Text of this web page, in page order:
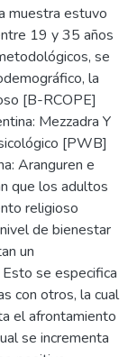
muestra estuvo
19 y 35 años
se
la
[B-RCOPE]
Mezzadra Y
[PWB]
Aranguren e
que los adultos
religioso
de bienestar
un
se especifica
con otros, la cual
el afrontamiento
se incrementa